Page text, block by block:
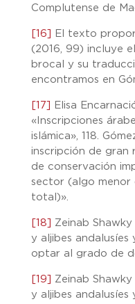
Complutense de
[16]
El texto
(2016, 99) incluye
brocal y su
encontramos en
[17]
Elisa
«Inscripciones
islámica», 118.
inscripción de gran
de conservación
sector (algo menor
total)».
[18]
Zeinab
y aljibes andalusíes
optar al grado de
[19]
Zeinab
y aljibes andalusíes